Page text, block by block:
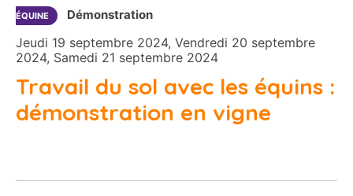
ÉQUINE Démonstration
Jeudi 19 septembre 2024, Vendredi 20 septembre
2024, Samedi 21 septembre 2024
Travail du sol avec les équins :
démonstration en vigne